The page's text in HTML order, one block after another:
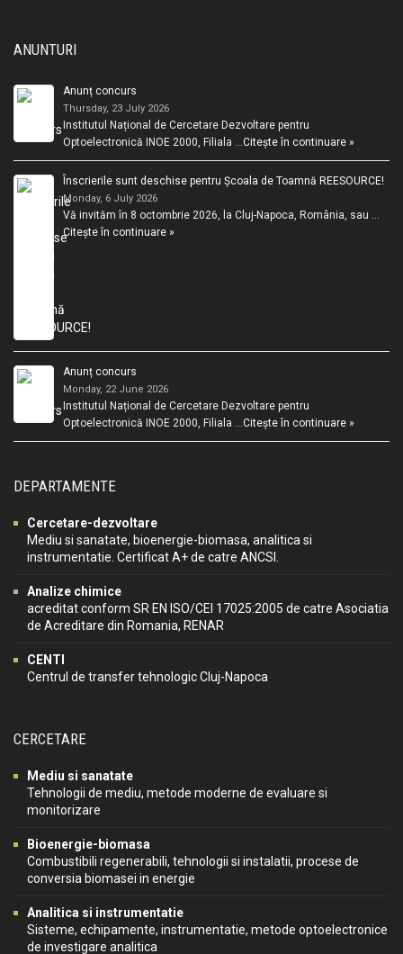
ANUNTURI
Anunț concurs
Thursday, 23 July 2026
Institutul Național de Cercetare Dezvoltare pentru
Optoelectronică INOE 2000, Filiala …Citește în continuare »
Înscrierile sunt deschise pentru Școala de Toamnă REESOURCE!
Monday, 6 July 2026
Vă invităm în 8 octombrie 2026, la Cluj-Napoca, România, sau …
Citește în continuare »
Anunț concurs
Monday, 22 June 2026
Institutul Național de Cercetare Dezvoltare pentru
Optoelectronică INOE 2000, Filiala …Citește în continuare »
DEPARTAMENTE
Cercetare-dezvoltare
Mediu si sanatate, bioenergie-biomasa, analitica si
instrumentatie. Certificat A+ de catre ANCSI.
Analize chimice
acreditat conform SR EN ISO/CEI 17025:2005 de catre Asociatia
de Acreditare din Romania, RENAR
CENTI
Centrul de transfer tehnologic Cluj-Napoca
CERCETARE
Mediu si sanatate
Tehnologii de mediu, metode moderne de evaluare si
monitorizare
Bioenergie-biomasa
Combustibili regenerabili, tehnologii si instalatii, procese de
conversia biomasei in energie
Analitica si instrumentatie
Sisteme, echipamente, instrumentatie, metode optoelectronice
de investigare analitica